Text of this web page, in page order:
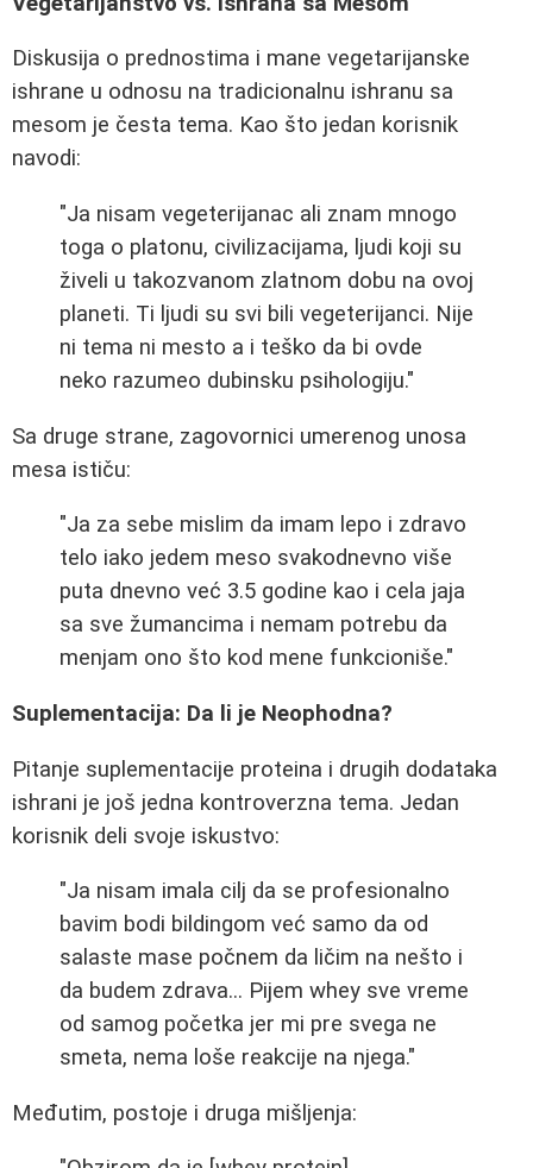
Diskusija o prednostima i mane vegetarijanske
ishrane u odnosu na tradicionalnu ishranu sa
mesom je česta tema. Kao što jedan korisnik
navodi:
"Ja nisam vegeterijanac ali znam mnogo
toga o platonu, civilizacijama, ljudi koji su
živeli u takozvanom zlatnom dobu na ovoj
planeti. Ti ljudi su svi bili vegeterijanci. Nije
ni tema ni mesto a i teško da bi ovde
neko razumeo dubinsku psihologiju."
Sa druge strane, zagovornici umerenog unosa
mesa ističu:
"Ja za sebe mislim da imam lepo i zdravo
telo iako jedem meso svakodnevno više
puta dnevno već 3.5 godine kao i cela jaja
sa sve žumancima i nemam potrebu da
menjam ono što kod mene funkcioniše."
Suplementacija: Da li je Neophodna?
Pitanje suplementacije proteina i drugih dodataka
ishrani je još jedna kontroverzna tema. Jedan
korisnik deli svoje iskustvo:
"Ja nisam imala cilj da se profesionalno
bavim bodi bildingom već samo da od
salaste mase počnem da ličim na nešto i
da budem zdrava... Pijem whey sve vreme
od samog početka jer mi pre svega ne
smeta, nema loše reakcije na njega."
Međutim, postoje i druga mišljenja: